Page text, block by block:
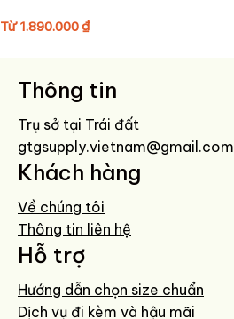
Từ1.890.000₫
Thông tin
Trụ sở tại Trái đất
gtgsupply.vietnam@gmail.com
Khách hàng
Về chúng tôi
Thông tin liên hệ
Hỗ trợ
Hướng dẫn chọn size chuẩn
Dịch vụ đi kèm và hậu mãi